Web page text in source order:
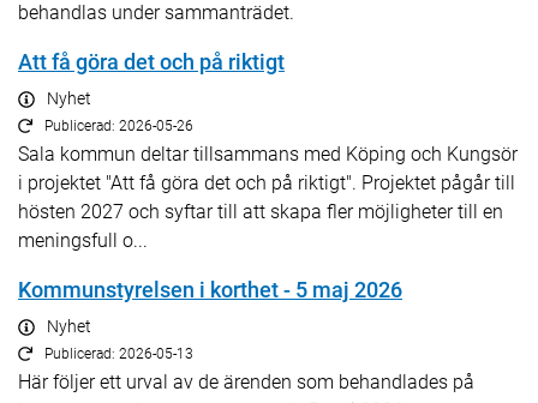
behandlas under sammanträdet.
Att få göra det och på riktigt
Nyhet
Publicerad: 2026-05-26
Sala kommun deltar tillsammans med Köping och Kungsör
i projektet "Att få göra det och på riktigt". Projektet pågår till
hösten 2027 och syftar till att skapa fler möjligheter till en
meningsfull o...
Kommunstyrelsen i korthet - 5 maj 2026
Nyhet
Publicerad: 2026-05-13
Här följer ett urval av de ärenden som behandlades på